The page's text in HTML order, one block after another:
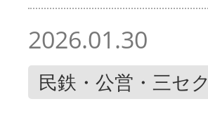
2026.01.30
民鉄・公営・三セク